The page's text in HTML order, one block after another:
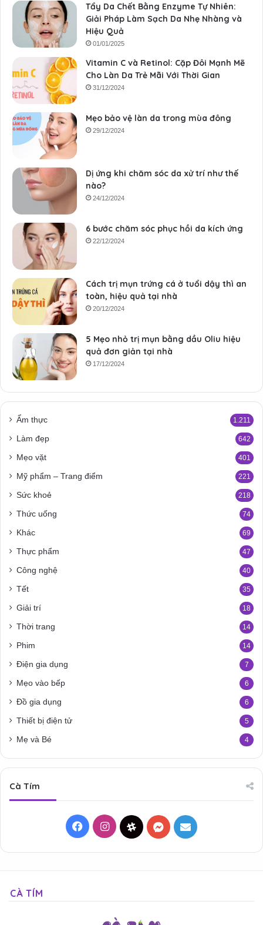
Tẩy Da Chết Bằng Enzyme Tự Nhiên:
Giải Pháp Làm Sạch Da Nhẹ Nhàng và
Hiệu Quả
01/01/2025
Vitamin C và Retinol: Cặp Đôi Mạnh Mẽ
Cho Làn Da Trẻ Mãi Với Thời Gian
31/12/2024
Mẹo bảo vệ làn da trong mùa đông
29/12/2024
Dị ứng khi chăm sóc da xử trí như thế
nào?
24/12/2024
6 bước chăm sóc phục hồi da kích ứng
22/12/2024
Cách trị mụn trứng cá ở tuổi dậy thì an
toàn, hiệu quả tại nhà
20/12/2024
5 Mẹo nhỏ trị mụn bằng dầu Oliu hiệu
quả đơn giản tại nhà
17/12/2024
Ẩm thực 1.211
Làm đẹp 642
Mẹo vặt 401
Mỹ phẩm – Trang điểm 221
Sức khoẻ 218
Thức uống 74
Khác 69
Thực phẩm 47
Công nghệ 40
Tết 35
Giải trí 18
Thời trang 14
Phim 14
Điện gia dụng 7
Mẹo vào bếp 6
Đồ gia dụng 6
Thiết bị điện tử 5
Mẹ và Bé 4
Cà Tím
FacebookInstagramThreadsMessenger
Mail
CÀ TÍM